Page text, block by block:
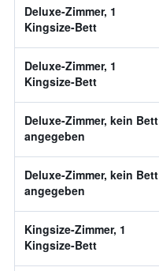
Deluxe-Zimmer, 1
Kingsize-Bett
Deluxe-Zimmer, 1
Kingsize-Bett
Deluxe-Zimmer, kein Bett
angegeben
Deluxe-Zimmer, kein Bett
angegeben
Kingsize-Zimmer, 1
Kingsize-Bett